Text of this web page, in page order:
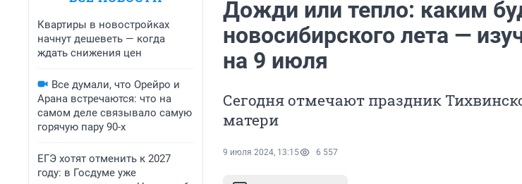
Квартиры в новостройках
начнут дешеветь — когда
ждать снижения цен
Все думали, что Орейро и
Арана встречаются: что на
самом деле связывало самую
горячую пару 90-х
ЕГЭ хотят отменить к 2027
году: в Госдуме уже
Дожди или тепло: каким
новосибирского лета —
на 9 июля
Сегодня отмечают праздник
матери
9 июля 2024, 13:15 6 557